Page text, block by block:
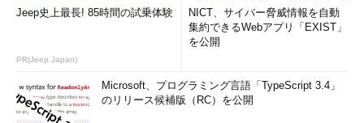
2点目は、内容を限定しすぎないことです。IT業界の特徴とし
て、求められるスキルが次々と移り変わっていくことがありま
す。現在使用している開発言語がJava中心であるからといっ
て、等級定義に「Javaの……」と書いてしまうと、数年後に開発
言語が変わったときに不都合が生じます。開発手法においても同
様のことがいえるでしょう。
Jeep史上最長! 85時間の試乗体験
PR(Jeep Japan)
NICT、サイバー脅威情報を自動
集約できるWebアプリ「EXIST」
を公開
Microsoft、プログラミング言語「TypeScript 3.4」
のリリース候補版（RC）を公開